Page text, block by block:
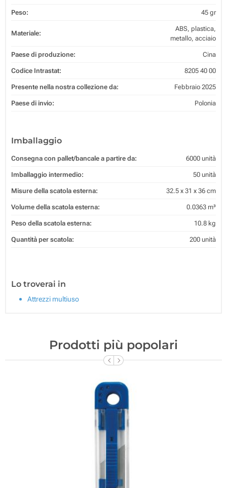
Peso: 45 gr
Materiale:
ABS, plastica,
metallo, acciaio
Paese di produzione: Cina
Codice Intrastat: 8205 40 00
Presente nella nostra collezione da: Febbraio 2025
Paese di invio: Polonia
Imballaggio
Consegna con pallet/bancale a partire da: 6000 unità
Imballaggio intermedio: 50 unità
Misure della scatola esterna: 32.5 x 31 x 36 cm
Volume della scatola esterna: 0.0363 m³
Peso della scatola esterna: 10.8 kg
Quantità per scatola: 200 unità
Lo troverai in
Attrezzi multiuso
Prodotti più popolari